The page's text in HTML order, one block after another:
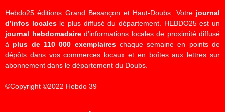
Hebdo25 éditions Grand Besançon et Haut-Doubs. Votre journal
d’infos localesle plus diffusé du département. HEBDO25 est un
journal hebdomadaired’informations locales de proximité diffusé
à plus de 110 000 exemplaireschaque semaine en points de
dépôts dans vos commerces locaux et en boîtes aux lettres sur
abonnement dans le département du Doubs.
©Copyright ©2022 Hebdo 39